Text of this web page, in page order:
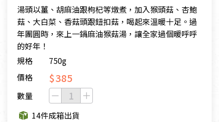
湯頭以薑、胡麻油跟枸杞等燉煮，加入猴頭菇、杏鮑
菇、大白菜、香菇頭跟鈕扣菇，喝起來溫暖十足。過
年團圓時，來上一鍋麻油猴菇湯，讓全家過個暖呼呼
的好年！
規格
750g
價格
$385
數量
14件成箱出貨